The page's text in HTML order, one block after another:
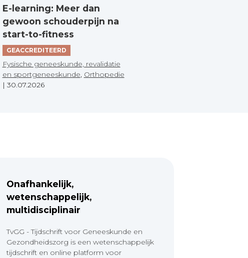
E-learning: Meer dan
gewoon schouderpijn na
start-to-fitness
GEACCREDITEERD
Fysische geneeskunde, revalidatie
en sportgeneeskunde Orthopedie
| 30.07.2026
Onafhankelijk,
wetenschappelijk,
multidisciplinair
TvGG - Tijdschrift voor Geneeskunde en
Gezondheidszorg is een wetenschappelijk
tijdschrift en online platform voor